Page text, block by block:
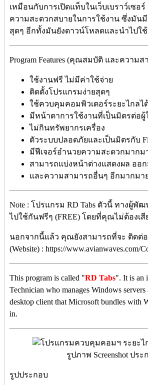
เหมือนกับการเปิดแท็บในเว็บเบราว์เซ
ความสะดวกสบายในการใช้งาน ซึ่งมัน
สุดๆ อีกทั้งมันยังดาวน์โหลดและนำไปใ
Program Features (คุณสมบัติ และความ
ใช้งานฟรี ไม่มีค่าใช้จ่าย
ติดตั้งโปรแกรมง่ายสุดๆ
ใช้ควบคุมคอมพิวเตอร์ระยะไกลไ
มีหน้าตาการใช้งานที่เป็นมิตรต่อผู้
ไม่กินทรัพยากรเครื่อง
ตัวระบบปลอดภัยและเป็นมิตรกับ
มีฟีเจอร์อำนวยความสะดวกมากม
สามารถแบ่งหน้าต่างแสดงผล ออ
และความสามารถอื่นๆ อีกมากมา
Note : โปรแกรม RD Tabs ตัวนี้ ทางผู้พั
ไปใช้กันฟรีๆ (FREE) โดยที่คุณไม่ต้องเ
นอกจากนี้แล้ว คุณยังสามารถที่จะ ติดต่
(Website) : https://
This program is called "RD Tabs". It is an
Technician who manages Windows
desktop client that Microsoft bundles with
in.
รูปภาพ Screenshot ปร
รูปประกอบ